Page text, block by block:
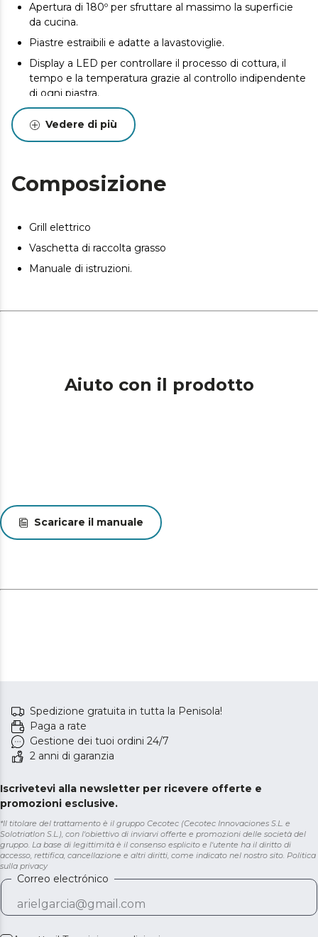
Apertura di 180º per sfruttare al massimo la superficie
da cucina.
Piastre estraibili e adatte a lavastoviglie.
Display a LED per controllare il processo di cottura, il
tempo e la temperatura grazie al controllo indipendente
di ogni piastra.
Controllo manuale della temperatura da 160 a 230ºC per
adattarlo a tutti gusti ed esigenze.
Vedere di più
Composizione
Grill elettrico
Vaschetta di raccolta grasso
Manuale di istruzioni.
Aiuto con il prodotto
Scaricare il manuale
Spedizione gratuita in tutta la Penisola!
Paga a rate
Gestione dei tuoi ordini 24/7
2 anni di garanzia
Iscrivetevi alla newsletter per ricevere offerte e
promozioni esclusive.
*Il titolare del trattamento è il gruppo Cecotec (Cecotec Innovaciones S.L. e
Solotriatlon S.L.), con l'obiettivo di inviarvi offerte e promozioni delle società del
gruppo. La base di legittimità è il consenso esplicito e l'utente ha il diritto di
accesso, rettifica, cancellazione e altri diritti, come indicato nel nostro sito. Politica
sulla privacy
Correo electrónico